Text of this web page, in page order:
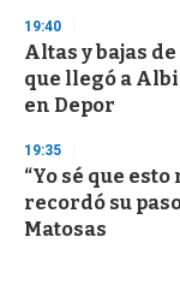
19:40
Altas y bajas
que llegó a
en Depor
19:35
“Yo sé que
recordó su
Matosas